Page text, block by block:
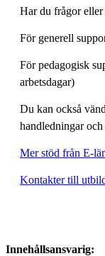
Har du frågor
För generell
För pedagogisk
arbetsdagar)
Du kan också
handledningar
Mer stöd från E-
Kontakter till
Innehållsansvarig: